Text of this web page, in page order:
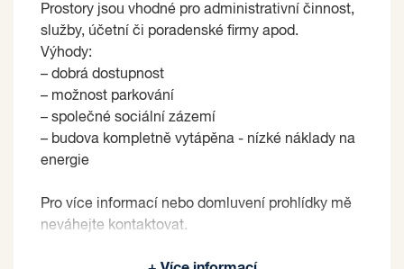
Prostory jsou vhodné pro administrativní činnost,
služby, účetní či poradenské firmy apod.
Výhody:
– dobrá dostupnost
– možnost parkování
– společné sociální zázemí
– budova kompletně vytápěna - nízké náklady na
energie
Pro více informací nebo domluvení prohlídky mě
neváhejte kontaktovat.